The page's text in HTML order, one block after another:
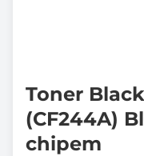
Toner
(CF244A)
chipem